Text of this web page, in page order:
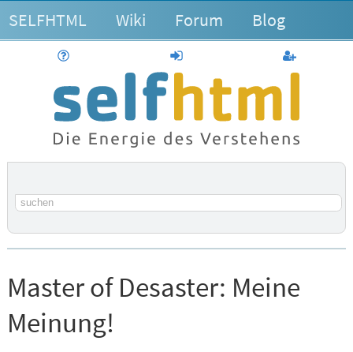
SELFHTML Wiki Forum Blog
anmelden
Suchbegriff
Master of Desaster: Meine
Meinung!